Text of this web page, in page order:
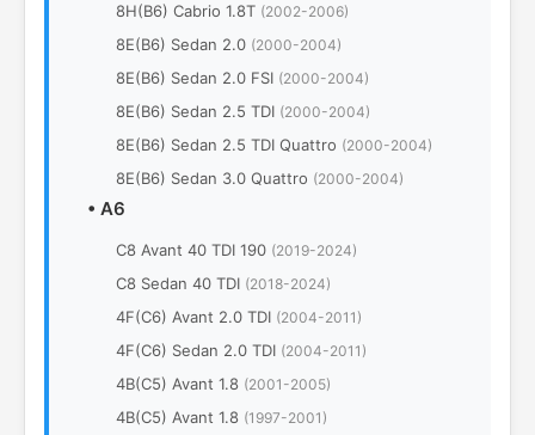
8H(B6) Cabrio 1.8T (2002-2006)
8E(B6) Sedan 2.0 (2000-2004)
8E(B6) Sedan 2.0 FSI (2000-2004)
8E(B6) Sedan 2.5 TDI (2000-2004)
8E(B6) Sedan 2.5 TDI Quattro (2000-2004)
8E(B6) Sedan 3.0 Quattro (2000-2004)
• A6
C8 Avant 40 TDI 190 (2019-2024)
C8 Sedan 40 TDI (2018-2024)
4F(C6) Avant 2.0 TDI (2004-2011)
4F(C6) Sedan 2.0 TDI (2004-2011)
4B(C5) Avant 1.8 (2001-2005)
4B(C5) Avant 1.8 (1997-2001)